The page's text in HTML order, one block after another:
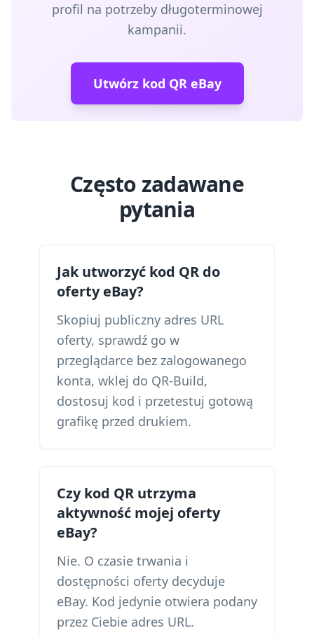
profil na potrzeby długoterminowej
kampanii.
Utwórz kod QR eBay
Często zadawane
pytania
Jak utworzyć kod QR do
oferty eBay?
Skopiuj publiczny adres URL
oferty, sprawdź go w
przeglądarce bez zalogowanego
konta, wklej do QR-Build,
dostosuj kod i przetestuj gotową
grafikę przed drukiem.
Czy kod QR utrzyma
aktywność mojej oferty
eBay?
Nie. O czasie trwania i
dostępności oferty decyduje
eBay. Kod jedynie otwiera podany
przez Ciebie adres URL.